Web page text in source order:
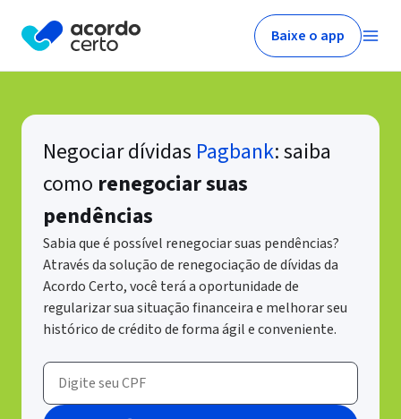
Baixe o app
Negociar dívidas Pagbank: saiba
como renegociar suas
pendências
Sabia que é possível renegociar suas pendências?
Através da solução de renegociação de dívidas da
Acordo Certo, você terá a oportunidade de
regularizar sua situação financeira e melhorar seu
histórico de crédito de forma ágil e conveniente.